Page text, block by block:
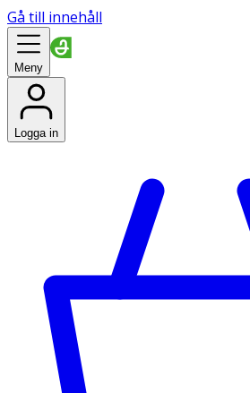
Gå till innehåll
Meny
Logga in